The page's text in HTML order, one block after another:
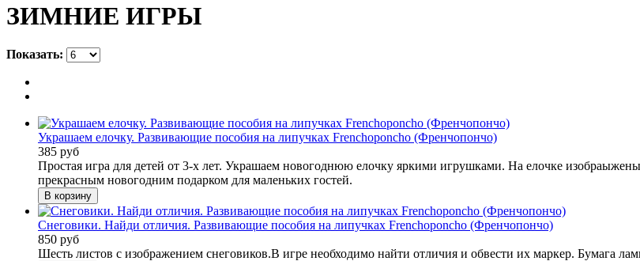
ЗИМНИЕ ИГРЫ
Показать:
Украшаем елочку. Развивающие пособия на липучках Frenchoponcho (Френчопончо)
385 руб
Простая игра для детей от 3-х лет. Украшаем новогоднюю елочку яркими игрушками. На елочке
прекрасным новогодним подарком для маленьких гостей.
Снеговики. Найди отличия. Развивающие пособия на липучках Frenchoponcho (Френчопончо)
850 руб
Шесть листов с изображением снеговиков.В игре необходимо найти отличия и обвести их маркер. Бумага